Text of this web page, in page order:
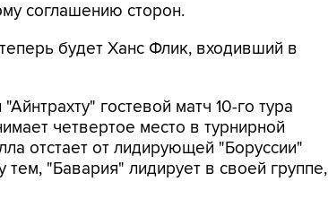
соглашению сторон.
будет Ханс Флик, входивший в
гостевой матч 10-го тура
четвертое место в турнирной
отстает от лидирующей "Боруссии"
"Бавария" лидирует в своей группе,